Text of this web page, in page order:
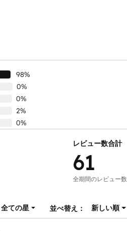
98%
0%
0%
2%
0%
レビュー数合計
61
全期間のレビュー数
全ての星 並べ替え： 新しい順